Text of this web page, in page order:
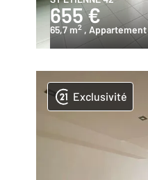
655 €
65,7 m2 , Appartement
Exclusivité